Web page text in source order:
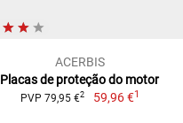
ACERBIS
Placas de proteção do motor
PVP 79,95 €2 59,96 €1